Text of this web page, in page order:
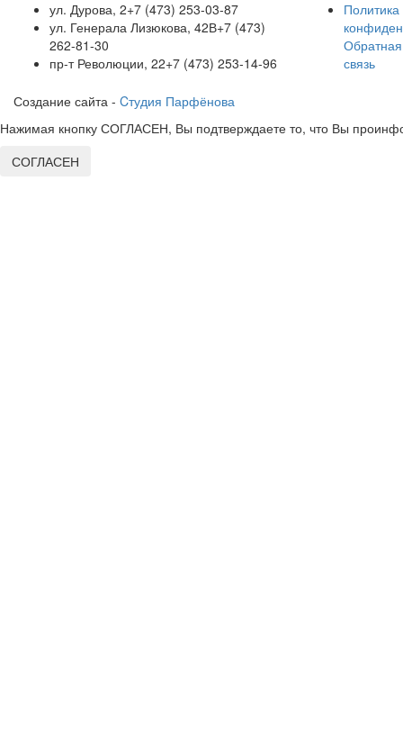
ул. Дурова, 2+7 (473) 253-03-87
ул. Генерала Лизюкова, 42В+7 (473)
262-81-30
пр-т Революции, 22+7 (473) 253-14-96
Политика
Обратная
связь
Создание сайта - Cтудия Парфёнова
Нажимая кнопку СОГЛАСЕН, Вы подтверждаете то, что Вы
СОГЛАСЕН